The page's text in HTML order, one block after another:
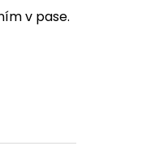
v pase.